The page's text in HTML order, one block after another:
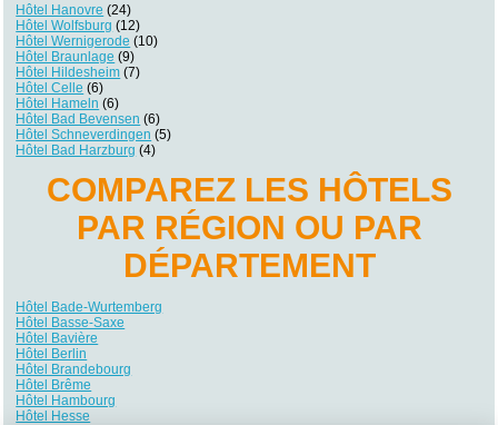
Hôtel Hanovre (24)
Hôtel Wolfsburg (12)
Hôtel Wernigerode (10)
Hôtel Braunlage (9)
Hôtel Hildesheim (7)
Hôtel Celle (6)
Hôtel Hameln (6)
Hôtel Bad Bevensen (6)
Hôtel Schneverdingen (5)
Hôtel Bad Harzburg (4)
COMPAREZ LES HÔTELS
PAR RÉGION OU PAR
DÉPARTEMENT
Hôtel Bade-Wurtemberg
Hôtel Basse-Saxe
Hôtel Bavière
Hôtel Berlin
Hôtel Brandebourg
Hôtel Brême
Hôtel Hambourg
Hôtel Hesse